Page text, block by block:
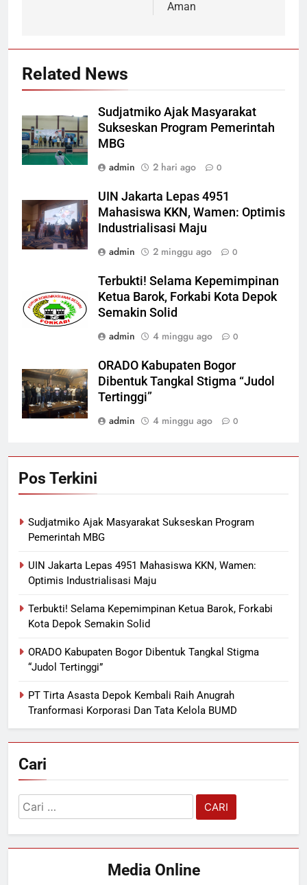
Aman
Related News
Sudjatmiko Ajak Masyarakat
Sukseskan Program Pemerintah
MBG
admin
2 hari ago 0
UIN Jakarta Lepas 4951
Mahasiswa KKN, Wamen: Optimis
Industrialisasi Maju
admin
2 minggu ago 0
Terbukti! Selama Kepemimpinan
Ketua Barok, Forkabi Kota Depok
Semakin Solid
admin
4 minggu ago 0
ORADO Kabupaten Bogor
Dibentuk Tangkal Stigma “Judol
Tertinggi”
admin
4 minggu ago 0
Pos Terkini
Sudjatmiko Ajak Masyarakat Sukseskan Program
Pemerintah MBG
UIN Jakarta Lepas 4951 Mahasiswa KKN, Wamen:
Optimis Industrialisasi Maju
Terbukti! Selama Kepemimpinan Ketua Barok, Forkabi
Kota Depok Semakin Solid
ORADO Kabupaten Bogor Dibentuk Tangkal Stigma
“Judol Tertinggi”
PT Tirta Asasta Depok Kembali Raih Anugrah
Tranformasi Korporasi Dan Tata Kelola BUMD
Cari
Cari
untuk:
Media Online